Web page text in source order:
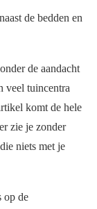
de bedden en
de aandacht
veel tuincentra
komt de hele
zie je zonder
niets met je
op de